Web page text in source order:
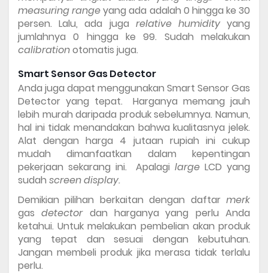
measuring range yang ada adalah 0 hingga ke 30
persen. Lalu, ada juga relative humidity yang
calibration otomatis juga.
Smart Sensor Gas Detector
Anda juga dapat menggunakan Smart Sensor Gas
Detector yang tepat.  Harganya memang jauh
lebih murah daripada produk sebelumnya. Namun,
hal ini tidak menandakan bahwa kualitasnya jelek.
Alat dengan harga 4 jutaan rupiah ini cukup
mudah dimanfaatkan dalam kepentingan
pekerjaan sekarang ini.  Apalagi large LCD yang
sudah screen display.
Demikian pilihan berkaitan dengan daftar
gas detector dan harganya yang perlu Anda
ketahui. Untuk melakukan pembelian akan produk
yang tepat dan sesuai dengan kebutuhan.
Jangan membeli produk jika merasa tidak terlalu
perlu.